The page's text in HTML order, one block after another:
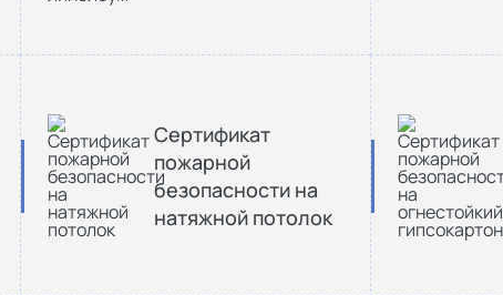
Сертификат
пожарной
безопасности на
натяжной потолок